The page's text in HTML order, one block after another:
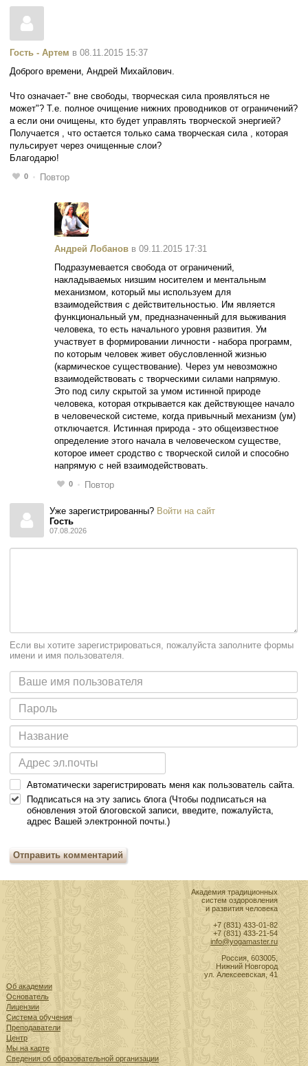
Гость - Артем в 08.11.2015 15:37
Доброго времени, Андрей Михайлович.
Что означает-" вне свободы, творческая сила проявляться не
может"? Т.е. полное очищение нижних проводников от ограничений?
а если они очищены, кто будет управлять творческой энергией?
Получается , что остается только сама творческая сила , которая
пульсирует через очищенные слои?
Благодарю!
0 Повтор
Андрей Лобанов в 09.11.2015 17:31
Подразумевается свобода от ограничений,
накладываемых низшим носителем и ментальным
механизмом, который мы используем для
взаимодействия с действительностью. Им является
функциональный ум, предназначенный для выживания
человека, то есть начального уровня развития. Ум
участвует в формировании личности - набора программ,
по которым человек живет обусловленной жизнью
(кармическое существование). Через ум невозможно
взаимодействовать с творческими силами напрямую.
Это под силу скрытой за умом истинной природе
человека, которая открывается как действующее начало
в человеческой системе, когда привычный механизм (ум)
отключается. Истинная природа - это общеизвестное
определение этого начала в человеческом существе,
которое имеет сродство с творческой силой и способно
напрямую с ней взаимодействовать.
0 Повтор
Уже зарегистрированны? Войти на сайт
Гость
07.08.2026
Если вы хотите зарегистрироваться, пожалуйста заполните формы
имени и имя пользователя.
Автоматически зарегистрировать меня как пользователь сайта.
Подписаться на эту запись блога (Чтобы подписаться на
обновления этой блоговской записи, введите, пожалуйста,
адрес Вашей электронной почты.)
Отправить комментарий
Академия традиционных
систем оздоровления
и развития человека
+7 (831) 433-01-82
+7 (831) 433-21-54
info@yogamaster.ru
Россия, 603005,
Нижний Новгород
ул. Алексеевская, 41
Об академии
Основатель
Лицензии
Система обучения
Преподаватели
Центр
Мы на карте
Сведения об образовательной организации